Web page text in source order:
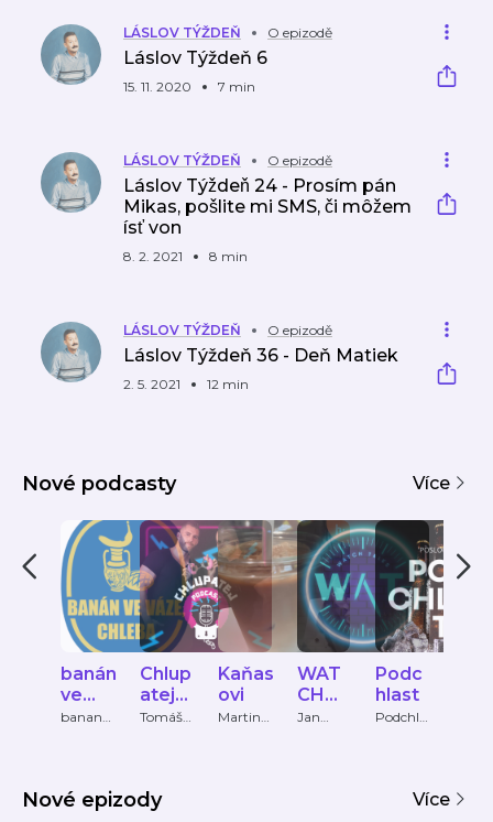
LÁSLOV TÝŽDEŇ O epizodě
Láslov Týždeň 6
15. 11. 2020 7 min
LÁSLOV TÝŽDEŇ O epizodě
Láslov Týždeň 24 - Prosím pán
Mikas, pošlite mi SMS, či môžem
ísť von
8. 2. 2021 8 min
LÁSLOV TÝŽDEŇ O epizodě
Láslov Týždeň 36 - Deň Matiek
2. 5. 2021 12 min
Nové podcasty Více
banán
ve
váze,
banan
Chlup
atej
podc
Tomáš
Kaňas
ovi
Martin
WAT
CH
TALK
Jan
Podc
hlast
Podchla
Nové epizody Více